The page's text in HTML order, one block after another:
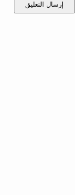
إرسال التعليق